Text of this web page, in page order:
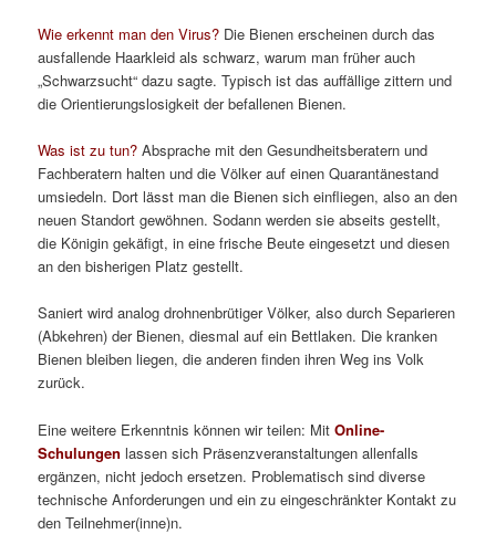
Wie erkennt man den Virus? Die Bienen erscheinen durch das
ausfallende Haarkleid als schwarz, warum man früher auch
„Schwarzsucht“ dazu sagte. Typisch ist das auffällige zittern und
die Orientierungslosigkeit der befallenen Bienen.
Was ist zu tun? Absprache mit den Gesundheitsberatern und
Fachberatern halten und die Völker auf einen Quarantänestand
umsiedeln. Dort lässt man die Bienen sich einfliegen, also an den
neuen Standort gewöhnen. Sodann werden sie abseits gestellt,
die Königin gekäfigt, in eine frische Beute eingesetzt und diesen
an den bisherigen Platz gestellt.
Saniert wird analog drohnenbrütiger Völker, also durch Separieren
(Abkehren) der Bienen, diesmal auf ein Bettlaken. Die kranken
Bienen bleiben liegen, die anderen finden ihren Weg ins Volk
zurück.
Eine weitere Erkenntnis können wir teilen: MitOnline-
Schulungen lassen sich Präsenzveranstaltungen allenfalls
ergänzen, nicht jedoch ersetzen. Problematisch sind diverse
technische Anforderungen und ein zu eingeschränkter Kontakt zu
den Teilnehmer(inne)n.